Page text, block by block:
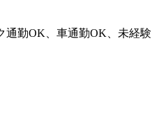
通勤OK、車通勤OK、未経験